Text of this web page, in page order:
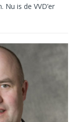
is de VVD’er